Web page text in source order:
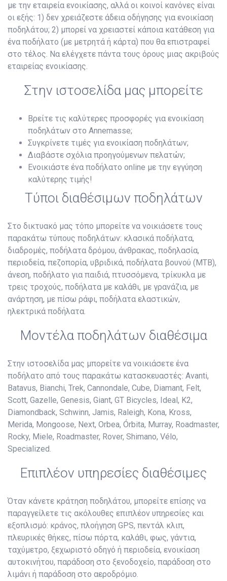
με την εταιρεία ενοικίασης, αλλά οι κοινοί κανόνες είναι
οι εξής: 1) δεν χρειάζεστε άδεια οδήγησης για ενοικίαση
ποδηλάτου; 2) μπορεί να χρειαστεί κάποια κατάθεση για
ένα ποδήλατο (με μετρητά ή κάρτα) που θα επιστραφεί
στο τέλος. Να ελέγχετε πάντα τους όρους μιας ακριβούς
εταιρείας ενοικίασης.
Στην ιστοσελίδα μας μπορείτε
Βρείτε τις καλύτερες προσφορές για ενοικίαση
ποδηλάτων στο Annemasse;
Συγκρίνετε τιμές για ενοικίαση ποδηλάτων;
Διαβάστε σχόλια προηγούμενων πελατών;
Ενοικιάστε ένα ποδήλατο online με την εγγύηση
καλύτερης τιμής!
Τύποι διαθέσιμων ποδηλάτων
Στο δικτυακό μας τόπο μπορείτε να νοικιάσετε τους
παρακάτω τύπους ποδηλάτων: κλασικά ποδήλατα,
διαδρομές, ποδήλατα δρόμου, άνθρακας, ποδηλασία,
περιοδεία, πεζοπορία, υβριδικά, ποδήλατα βουνού (MTB),
άνεση, ποδήλατο για παιδιά, πτυσσόμενα, τρίκυκλα με
τρεις τροχούς, ποδήλατα με καλάθι, με γρανάζια, με
ανάρτηση, με πίσω ράφι, ποδήλατα ελαστικών,
ηλεκτρικά ποδήλατα.
Μοντέλα ποδηλάτων διαθέσιμα
Στην ιστοσελίδα μας μπορείτε να νοικιάσετε ένα
ποδήλατο από τους παρακάτω κατασκευαστές: Avanti,
Batavus, Bianchi, Trek, Cannondale, Cube, Diamant, Felt,
Scott, Gazelle, Genesis, Giant, GT Bicycles, Ideal, K2,
Diamondback, Schwinn, Jamis, Raleigh, Kona, Kross,
Merida, Mongoose, Next, Orbea, Órbita, Murray, Roadmaster,
Rocky, Miele, Roadmaster, Rover, Shimano, Vélo,
Specialized.
Επιπλέον υπηρεσίες διαθέσιμες
Όταν κάνετε κράτηση ποδηλάτου, μπορείτε επίσης να
παραγγείλετε τις ακόλουθες επιπλέον υπηρεσίες και
εξοπλισμό: κράνος, πλοήγηση GPS, πεντάλ κλιπ,
πλευρικές θήκες, πίσω πόρτα, καλάθι, φως, γάντια,
ταχύμετρο, ξεχωριστό οδηγό ή περιοδεία, ενοικίαση
αυτοκινήτου, παράδοση στο ξενοδοχείο, παράδοση στο
λιμάνι ή παράδοση στο αεροδρόμιο.